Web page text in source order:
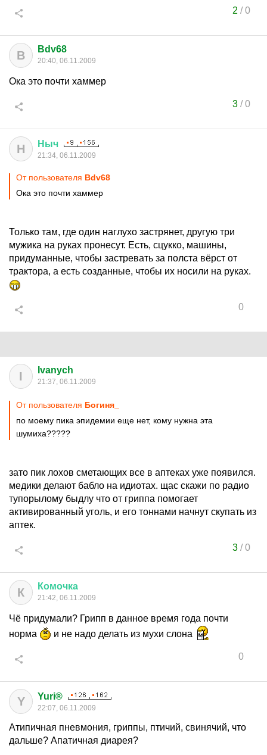
2 /0
B Bdv68
20:40, 06.11.2009
Ока это почти хаммер
3/0
Н Ныч
21:34, 06.11.2009
От пользователя Bdv68
Ока это почти хаммер
Только там, где один наглухо застрянет, другую три
мужика на руках пронесут. Есть, сцукко, машины,
придуманные, чтобы застревать за полста вёрст от
трактора, а есть созданные, чтобы их носили на руках.
0
I Ivanych
21:37, 06.11.2009
От пользователя Богиня_
по моему пика эпидемии еще нет, кому нужна эта
шумиха?????
зато пик лохов сметающих все в аптеках уже появился.
медики делают бабло на идиотах. щас скажи по радио
тупорылому быдлу что от гриппа помогает
активированный уголь, и его тоннами начнут скупать из
аптек.
3/0
К Комочка
21:42, 06.11.2009
Чё придумали? Грипп в данное время года почти
норма
и не надо делать из мухи слона
0
Y Yuri®
22:07, 06.11.2009
Атипичная пневмония, гриппы, птичий, свинячий, что
дальше? Апатичная диарея?